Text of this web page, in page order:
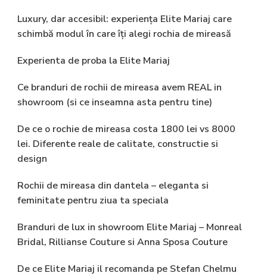
Luxury, dar accesibil: experiența Elite Mariaj care
schimbă modul în care îți alegi rochia de mireasă
Experienta de proba la Elite Mariaj
Ce branduri de rochii de mireasa avem REAL in
showroom (si ce inseamna asta pentru tine)
De ce o rochie de mireasa costa 1800 lei vs 8000
lei. Diferente reale de calitate, constructie si
design
Rochii de mireasa din dantela – eleganta si
feminitate pentru ziua ta speciala
Branduri de lux in showroom Elite Mariaj – Monreal
Bridal, Rillianse Couture si Anna Sposa Couture
De ce Elite Mariaj il recomanda pe Stefan Chelmu